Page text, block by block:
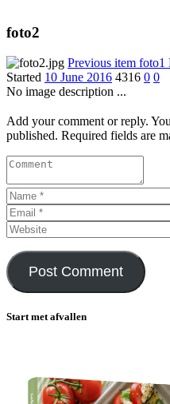
foto2
Previous item foto1
Started 10 June 2016 4316 0 0
No image description ...
Add your comment or reply.
published. Required fields are
Start met afvallen